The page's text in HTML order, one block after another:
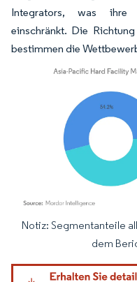
Integrators, was ihre
einschränkt. Die
bestimmen die
Bild © Mordor Intelligence.
Notiz: Segmentanteile
dem